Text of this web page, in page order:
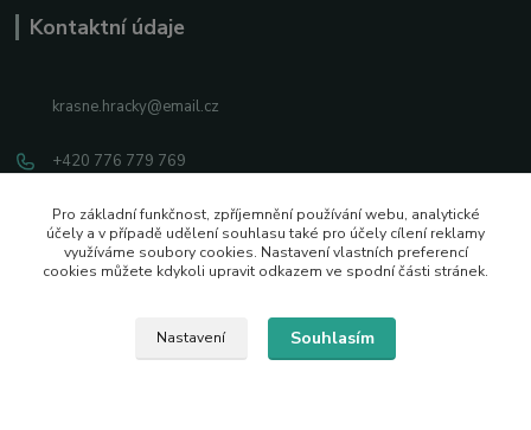
Kontaktní údaje
krasne.hracky@email.cz
+420 776 779 769
Facebook
Instagram
Pro základní funkčnost, zpříjemnění používání webu, analytické
účely a v případě udělení souhlasu také pro účely cílení reklamy
využíváme soubory cookies. Nastavení vlastních preferencí
cookies můžete kdykoli upravit odkazem ve spodní části stránek.
Nastavení Souhlasím